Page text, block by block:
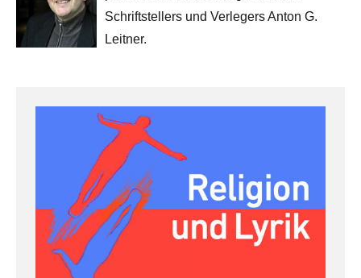
Schriftstellers und Verlegers Anton G.
Leitner.